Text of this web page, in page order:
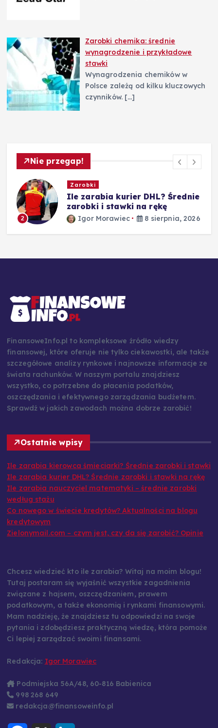
Zarobki chemika: średnie
wynagrodzenie i przykładowe
stawki
Wynagrodzenia chemików w
Polsce zależą od kilku kluczowych
czynników. […]
Nie przegap!
Zarobki
Ile zarabia nauczyciel
matematyki – średnie zarobki
według stażu
FinansoweInfo.pl to kompleksowe źródło wiedzy
finansowej, które oferuje nie tylko ciekawostki, ale także
szczegółowe analizy rynkowe i najnowsze informacje ze
świata rachunków. W naszym portalu znajdziesz
wszystko, co potrzebne do płacenia podatków,
oszczędzania i efektywnego zarządzania budżetem.
Ostatnie wpisy
Ile zarabia kierowca śmieciarki? Średnie zarobki i stawki
Ile zarabia kurier DHL? Średnie zarobki i stawki na rękę
Ile zarabia nauczyciel matematyki – średnie zarobki
według stażu
Co nowego w świecie kredytów? Aktualności na blogu
kredytowym
Chcesz wiedzieć kto ile zarabia? Witaj na moim blogu!
Tutaj postaram się wyjaśnić wszystkie zagadnienia
związane z hajsem, oszczędzaniem, prawem
podatkowym, a także ekonomią i rynkami finansowymi.
Mam nadzieję, że znajdziesz tu odpowiedzi na swoje
pytania i zdobędziesz praktyczną wiedzę, która pomoże
Podmiejska 56A/48, 60-816 Babienica
998 268 649